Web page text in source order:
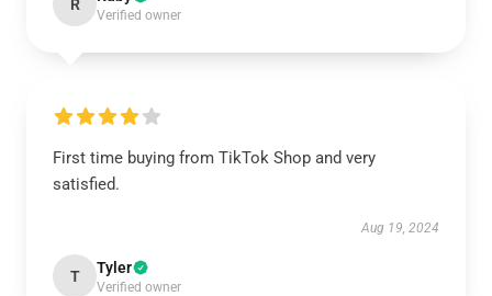
R
Verified owner
First time buying from TikTok Shop and very
satisfied.
Aug 19, 2024
T Tyler
Verified owner